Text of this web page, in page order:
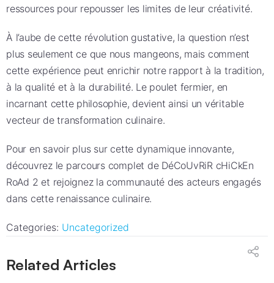
ressources pour repousser les limites de leur créativité.
À l’aube de cette révolution gustative, la question n’est
plus seulement ce que nous mangeons, mais comment
cette expérience peut enrichir notre rapport à la tradition,
à la qualité et à la durabilité. Le poulet fermier, en
incarnant cette philosophie, devient ainsi un véritable
vecteur de transformation culinaire.
Pour en savoir plus sur cette dynamique innovante,
découvrez le parcours complet de DéCoUvRiR cHiCkEn
RoAd 2 et rejoignez la communauté des acteurs engagés
dans cette renaissance culinaire.
Categories: Uncategorized
Related Articles